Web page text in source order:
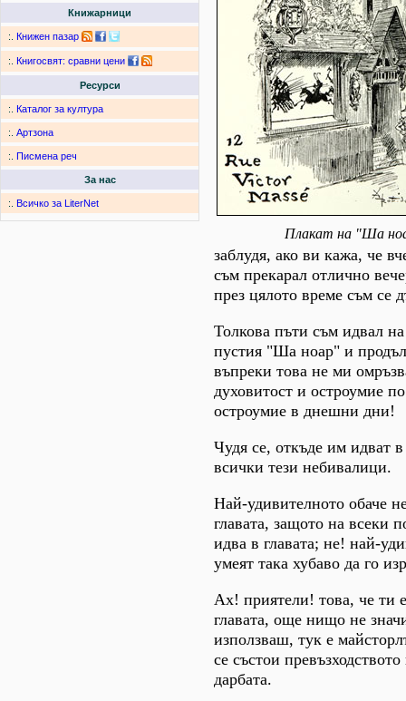
Книжарници
:. Книжен пазар
:. Книгосвят: сравни цени
Ресурси
:. Каталог за култура
:. Артзона
:. Писмена реч
За нас
:. Всичко за LiterNet
Плакат на "Ша
заблудя, ако ви кажа, че
съм прекарал отлично
през цялото време съм се
Толкова пъти съм идвал
пустия "Ша ноар" и
въпреки това не ми
духовитост и остроумие
остроумие в днешни дни!
Чудя се, откъде им идват в
всички тези небивалици.
Най-удивителното обаче
главата, защото на всеки
идва в главата; не! най-
умеят така хубаво да го
Ах! приятели! това, че ти
главата, още нищо не
използваш, тук е
се състои
дарбата.